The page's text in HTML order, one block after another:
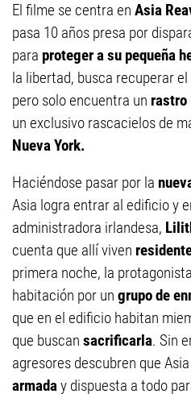
El filme se centra en Asia
pasa 10 años presa por
para proteger a su pequeña
la libertad, busca recuperar
pero solo encuentra un rastro
un exclusivo rascacielos de
Nueva York.
Haciéndose pasar por la
Asia logra entrar al edificio y
administradora irlandesa,
cuenta que allí viven
primera noche, la
habitación por un grupo de
que en el edificio habitan
que buscan sacrificarla. Sin
agresores descubren que
armaday dispuesta a todo